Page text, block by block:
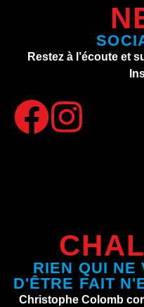
Restez à l’écoute et
RIEN QUI NE
D'ÊTRE FAIT
Christophe Colomb